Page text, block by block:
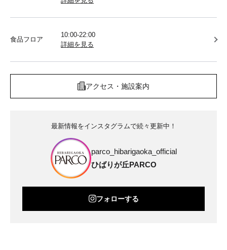
食品フロア
10:00-22:00
詳細を見る
アクセス・施設案内
最新情報をインスタグラムで続々更新中！
parco_hibarigaoka_official
ひばりが丘PARCO
フォローする